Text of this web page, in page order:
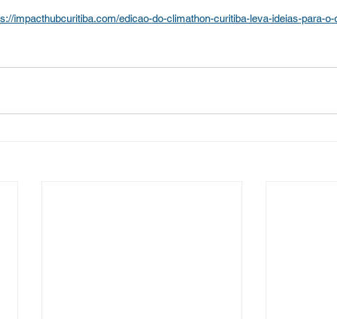
impacthubcuritiba.com/edicao-do-climathon-curitiba-leva-ideias-para-